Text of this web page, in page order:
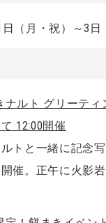
日（月・祝）～3日
ルト グリーティ
12:00開催
トと一緒に記念
催。正午に火影